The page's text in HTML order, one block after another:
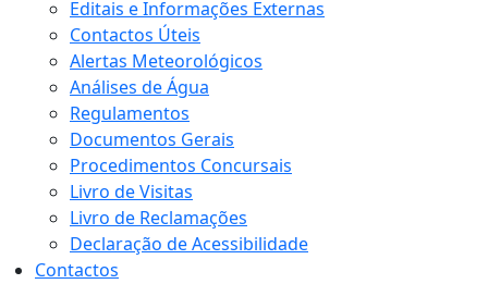
Editais e Informações Externas
Contactos Úteis
Alertas Meteorológicos
Análises de Água
Regulamentos
Documentos Gerais
Procedimentos Concursais
Livro de Visitas
Livro de Reclamações
Declaração de Acessibilidade
Contactos